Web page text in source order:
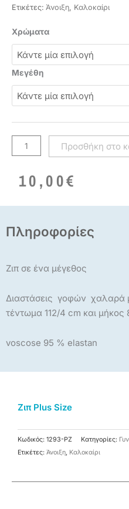
Ετικέτες: Άνοιξη, Καλοκαίρι
Χρώματα
Μεγέθη
Ζιπ
plus
size
ποσότητα
Προσθήκη στο
10,00€
Πληροφορίες
Ζιπ σε ένα μέγεθος
Διαστάσεις γοφών χαλαρά
τέντωμα 112/4 cm και μήκος
voscose 95 % elastan
Ζιπ Plus Size
Κωδικός: 1293-PZ Κατηγορίες:
Ετικέτες: Άνοιξη Καλοκαίρι